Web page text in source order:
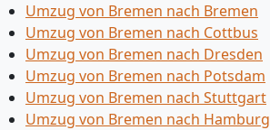
Umzug von Bremen nach Bremen
Umzug von Bremen nach Cottbus
Umzug von Bremen nach Dresden
Umzug von Bremen nach Potsdam
Umzug von Bremen nach Stuttgart
Umzug von Bremen nach Hamburg